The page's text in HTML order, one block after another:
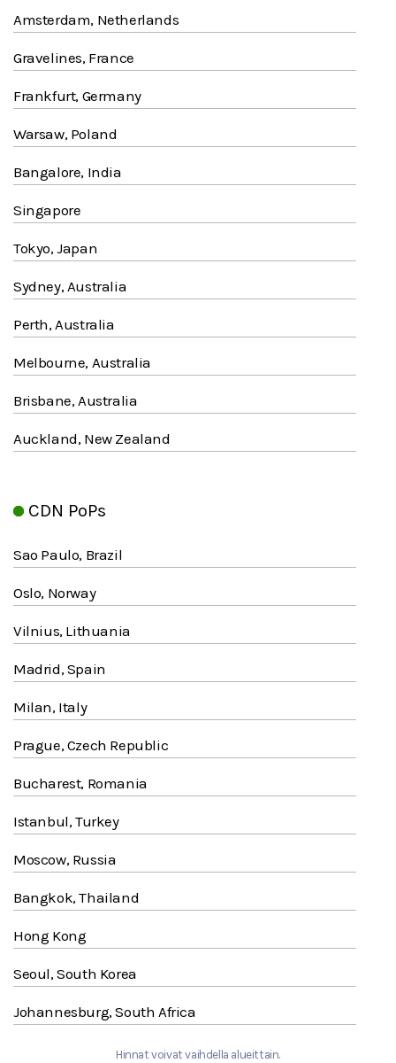
Amsterdam, Netherlands
Gravelines, France
Frankfurt, Germany
Warsaw, Poland
Bangalore, India
Singapore
Tokyo, Japan
Sydney, Australia
Perth, Australia
Melbourne, Australia
Brisbane, Australia
Auckland, New Zealand
CDN PoPs
Sao Paulo, Brazil
Oslo, Norway
Vilnius, Lithuania
Madrid, Spain
Milan, Italy
Prague, Czech Republic
Bucharest, Romania
Istanbul, Turkey
Moscow, Russia
Bangkok, Thailand
Hong Kong
Seoul, South Korea
Johannesburg, South Africa
Hinnat voivat vaihdella alueittain.